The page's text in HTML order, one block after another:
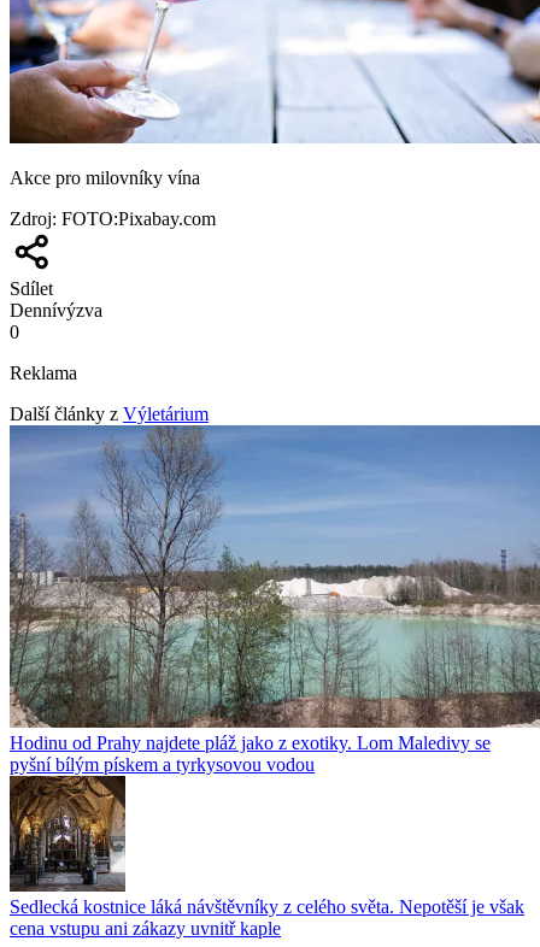
Akce pro milovníky vína
Zdroj: FOTO:Pixabay.com
Sdílet
Dennívýzva
0
Reklama
Další články z Výletárium
Hodinu od Prahy najdete pláž jako z exotiky. Lom Maledivy se
pyšní bílým pískem a tyrkysovou vodou
Sedlecká kostnice láká návštěvníky z celého světa. Nepotěší je však
cena vstupu ani zákazy uvnitř kaple